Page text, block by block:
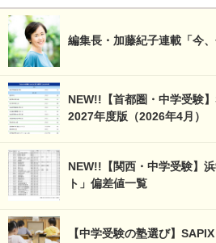
編集長・加藤紀子連載「今、
NEW!!【首都圏・中学受験
2027年度版（2026年4月）
NEW!!【関西・中学受験】
ト」偏差値一覧
【中学受験の塾選び】